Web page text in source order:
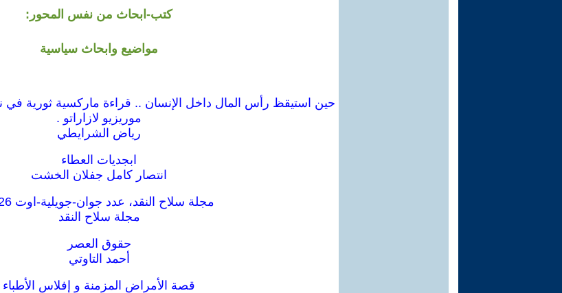
كتب-ابحاث من نفس المحور:
مواضيع وابحاث سياسية
حين استيقظ رأس المال داخل الإنسان .. قراءة ماركسية ثورية في
موريزيو لازاراتو .
رياض الشرايطي
ابجديات العطاء
انتصار كامل جفلان الخشت
مجلة سلاح النقد، عدد جوان-جويلية-اوت 2026
مجلة سلاح النقد
حقوق العصر
أحمد التاوتي
قصة الأمراض المزمنة و إفلاس الأطباء